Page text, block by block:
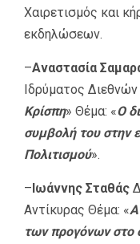
Χαιρετισμός και
εκδηλώσεων.
–Αναστασία
Ιδρύματος
Κρίσπη» Θέμα: «Ο
συμβολή του στην
Πολιτισμού».
–Ιωάννης Σταθάς
Αντίκυρας Θέμα: «
των προγόνων στο